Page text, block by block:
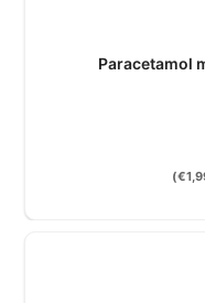
Paracetamol
(€